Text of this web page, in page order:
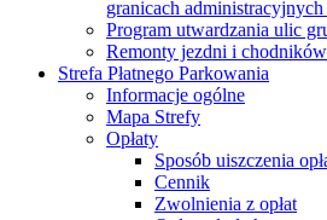
granicach
Program utwardzania ulic
Remonty jezdni i chodników
Strefa Płatnego Parkowania
Informacje ogólne
Mapa Strefy
Opłaty
Sposób uiszczenia
Cennik
Zwolnienia z opłat